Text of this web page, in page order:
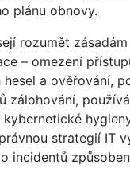
plánu obnovy.
rozumět
– omezení
a ověřování,
zálohování,
strategií IT
incidentů